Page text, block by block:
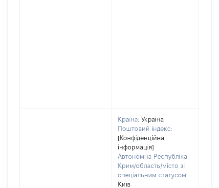
Країна: Україна
Поштовий індекс:
[Конфіденційна
інформація]
Автономна Республіка
Крим/область/місто зі
спеціальним статусом:
Київ